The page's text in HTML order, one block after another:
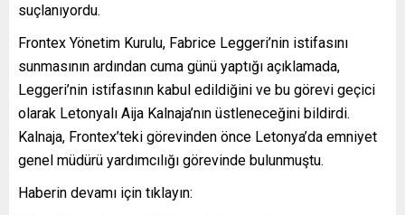
suçlanıyordu.
Frontex Yönetim Kurulu, Fabrice Leggeri’nin istifasını
sunmasının ardından cuma günü yaptığı açıklamada,
Leggeri’nin istifasının kabul edildiğini ve bu görevi geçici
olarak Letonyalı Aija Kalnaja’nın üstleneceğini bildirdi.
Kalnaja, Frontex’teki görevinden önce Letonya’da emniyet
genel müdürü yardımcılığı görevinde bulunmuştu.
Haberin devamı için tıklayın: